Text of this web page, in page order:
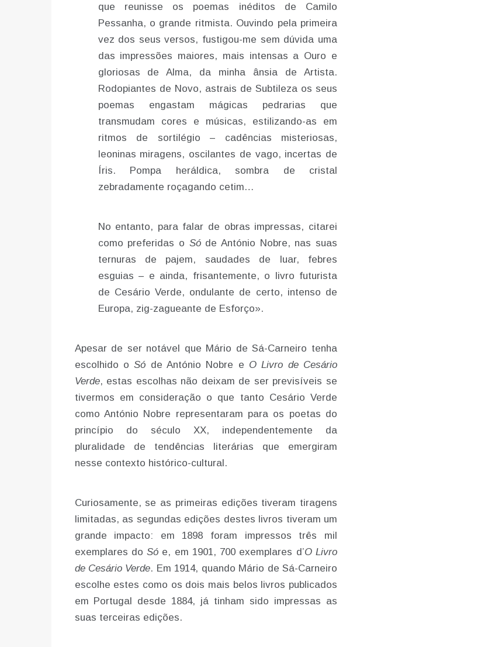
que reunisse os poemas inéditos de Camilo
Pessanha, o grande ritmista. Ouvindo pela primeira
vez dos seus versos, fustigou-me sem dúvida uma
das impressões maiores, mais intensas a Ouro e
gloriosas de Alma, da minha ânsia de Artista.
Rodopiantes de Novo, astrais de Subtileza os seus
poemas engastam mágicas pedrarias que
transmudam cores e músicas, estilizando-as em
ritmos de sortilégio – cadências misteriosas,
leoninas miragens, oscilantes de vago, incertas de
Íris. Pompa heráldica, sombra de cristal
zebradamente roçagando cetim…
No entanto, para falar de obras impressas, citarei
como preferidas o Sóde António Nobre, nas suas
ternuras de pajem, saudades de luar, febres
esguias – e ainda, frisantemente, o livro futurista
de Cesário Verde, ondulante de certo, intenso de
Europa, zig-zagueante de Esforço».
Apesar de ser notável que Mário de Sá-Carneiro tenha
escolhido oSó de António Nobre e O Livro de Cesário
Verde, estas escolhas não deixam de ser previsíveis se
tivermos em consideração o que tanto Cesário Verde
como António Nobre representaram para os poetas do
princípio do século XX, independentemente da
pluralidade de tendências literárias que emergiram
nesse contexto histórico-cultural.
Curiosamente, se as primeiras edições tiveram tiragens
limitadas, as segundas edições destes livros tiveram um
grande impacto: em 1898 foram impressos três mil
exemplares doSó e, em 1901, 700 exemplares d’O Livro
de Cesário Verde. Em 1914, quando Mário de Sá-Carneiro
escolhe estes como os dois mais belos livros publicados
em Portugal desde 1884, já tinham sido impressas as
suas terceiras edições.